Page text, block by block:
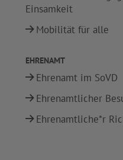
Einsamkeit
Mobilität für alle
EHRENAMT
Ehrenamt im SoVD
Ehrenamtlicher
Ehrenamtliche*r